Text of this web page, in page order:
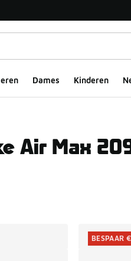
Dames Kinderen
Air Max
BESPAAR